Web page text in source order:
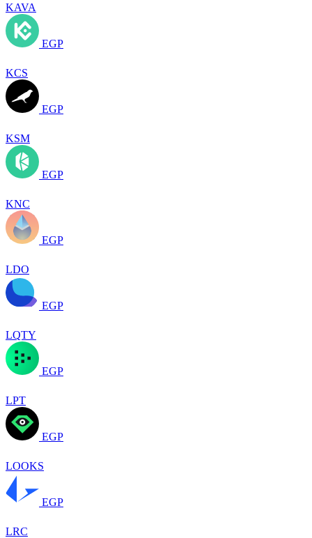
KAVA
EGP
KCS
EGP
KSM
EGP
KNC
EGP
LDO
EGP
LQTY
EGP
LPT
EGP
LOOKS
EGP
LRC